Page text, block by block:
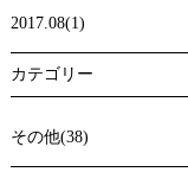
2017.08(1)
カテゴリー
その他(38)